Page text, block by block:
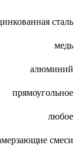
сталь
медь
алюминий
прямоугольное
любое
смеси